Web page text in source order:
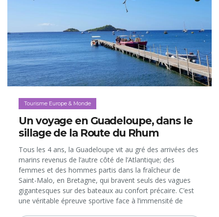
Tourisme Europe & Monde
Un voyage en Guadeloupe, dans le
sillage de la Route du Rhum
Tous les 4 ans, la Guadeloupe vit au gré des arrivées des
marins revenus de l’autre côté de l’Atlantique; des
femmes et des hommes partis dans la fraîcheur de
Saint-Malo, en Bretagne, qui bravent seuls des vagues
gigantesques sur des bateaux au confort précaire. C’est
une véritable épreuve sportive face à l’immensité de